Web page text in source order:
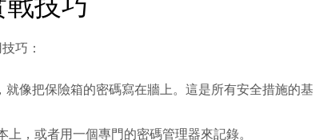
巧：
像把保險箱的密碼寫在牆上。這是所有安全措施的基
上，或者用一個專門的密碼管理器來記錄。